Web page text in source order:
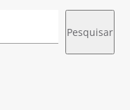
Pesquisar